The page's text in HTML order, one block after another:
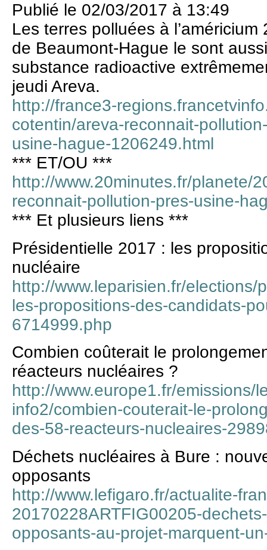
Publié le 02/03/2017 à 13:49
Les terres polluées à l’américium
de Beaumont-Hague le sont
substance radioactive
jeudi Areva.
http://france3-
cotentin/areva-reconnait-
usine-hague-1206249.html
*** ET/OU ***
http://www.20minutes.fr/planete/
reconnait-pollution-pres-usine-
*** Et plusieurs liens ***
Présidentielle 2017 : les
nucléaire
http://www.leparisien.fr/
les-propositions-des-candidats-
6714999.php
Combien coûterait le
réacteurs nucléaires ?
http://www.europe1.fr/emissions/
info2/combien-couterait-le-
des-58-reacteurs-nucleaires-
Déchets nucléaires à Bure :
opposants
http://www.lefigaro.fr/actualite-
20170228ARTFIG00205-
opposants-au-projet-marquent-